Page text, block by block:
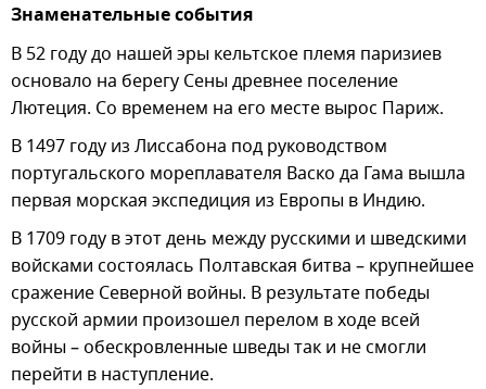
Знаменательные события
В 52 году до нашей эры кельтское племя паризиев
основало на берегу Сены древнее поселение
Лютеция. Со временем на его месте вырос Париж.
В 1497 году из Лиссабона под руководством
португальского мореплавателя Васко да Гама вышла
первая морская экспедиция из Европы в Индию.
В 1709 году в этот день между русскими и шведскими
войсками состоялась Полтавская битва – крупнейшее
сражение Северной войны. В результате победы
русской армии произошел перелом в ходе всей
войны – обескровленные шведы так и не смогли
перейти в наступление.